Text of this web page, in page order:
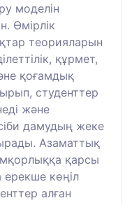
моделін
Өмірлік
теорияларын
құрмет,
қоғамдық
студенттер
және
дамудың жеке
Азаматтық
қарсы
ерекше көңіл
алған